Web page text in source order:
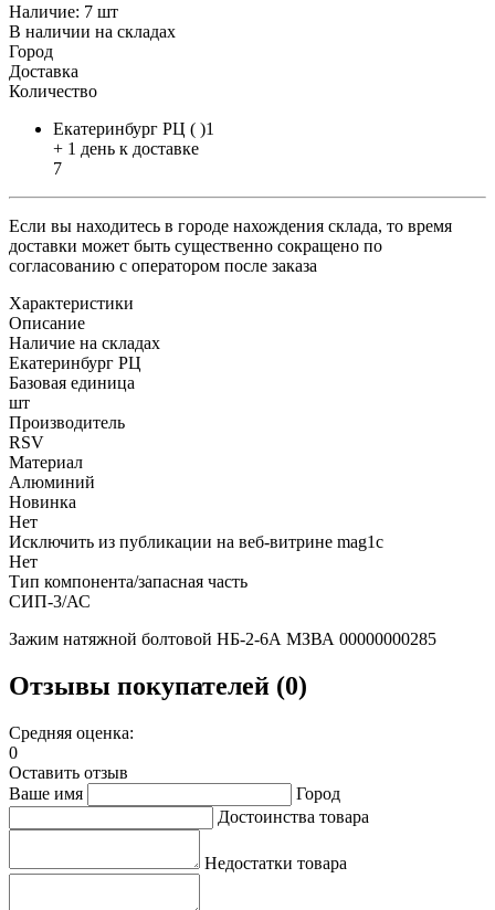
Наличие: 7 шт
В наличии на складах
Город
Доставка
Количество
Екатеринбург РЦ ( )1
+ 1 день к доставке
7
Если вы находитесь в городе нахождения склада, то время
доставки может быть существенно сокращено по
согласованию с оператором после заказа
Характеристики
Описание
Наличие на складах
Екатеринбург РЦ
Базовая единица
шт
Производитель
RSV
Материал
Алюминий
Новинка
Нет
Исключить из публикации на веб-витрине mag1c
Нет
Тип компонента/запасная часть
СИП-3/АС
Зажим натяжной болтовой НБ-2-6А МЗВА 00000000285
Отзывы покупателей (0)
Средняя оценка:
0
Оставить отзыв
Ваше имя
Город
Достоинства товара
Недостатки товара